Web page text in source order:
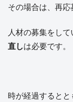
その場合は、再応
人材の募集をして
直しは必要です。
時が経過するとと